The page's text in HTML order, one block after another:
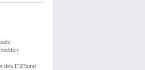
des ITZBund